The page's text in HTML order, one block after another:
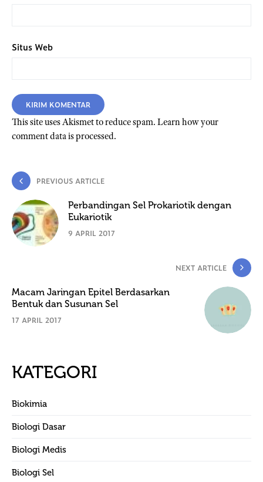
Situs Web
This site uses Akismet to reduce spam. Learn how your
comment data is processed.
PREVIOUS ARTICLE
Perbandingan Sel Prokariotik dengan
Eukariotik
9 APRIL 2017
NEXT ARTICLE
Macam Jaringan Epitel Berdasarkan
Bentuk dan Susunan Sel
17 APRIL 2017
KATEGORI
Biokimia
Biologi Dasar
Biologi Medis
Biologi Sel